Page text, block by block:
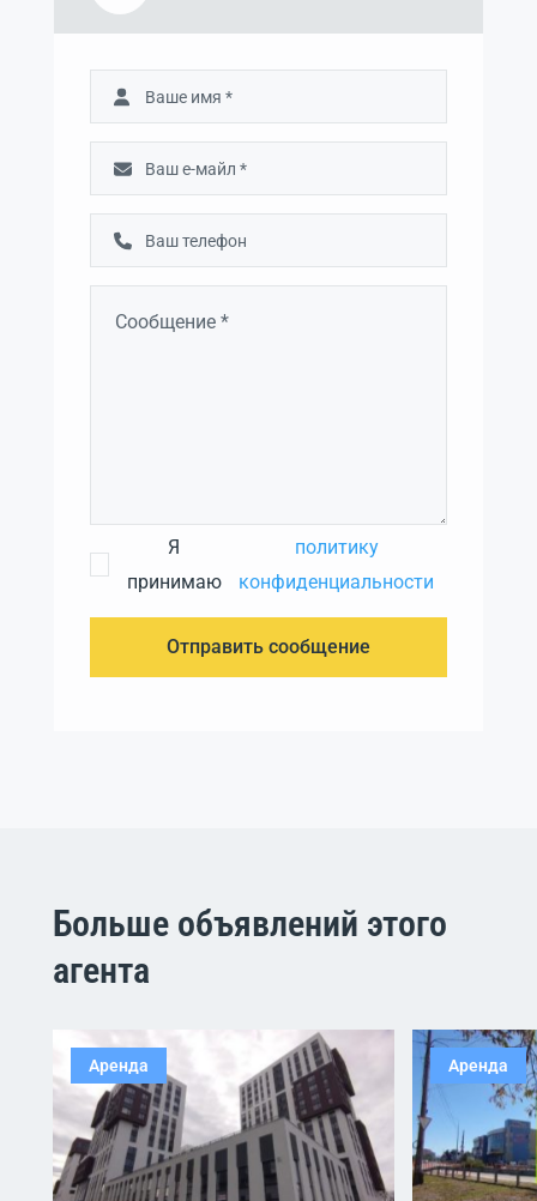
Я
принимаю
политику
конфиденциальности
Отправить сообщение
Больше объявлений этого
агента
Аренда Аренда